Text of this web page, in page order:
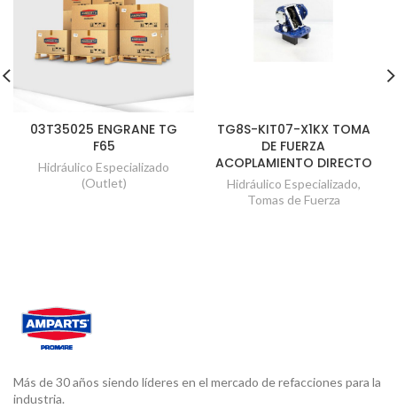
03T35025 ENGRANE TG
F65
Hidráulico Especializado
(Outlet)
TG8S-KIT07-X1KX TOMA
DE FUERZA
ACOPLAMIENTO DIRECTO
Hidráulico Especializado,
Tomas de Fuerza
Más de 30 años siendo líderes en el mercado de refacciones para la
industria.